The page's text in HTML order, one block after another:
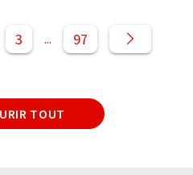
3 ... 97
TOUT